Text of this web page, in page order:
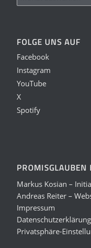
FOLGE UNS AUF
Facebook
Instagram
YouTube
X
Spotify
PROMISGLAUBEN
Markus Kosian –
Andreas Reiter –
Impressum
Datenschutzerklärung
Privatsphäre-